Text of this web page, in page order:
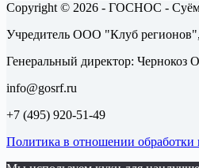
Copyright © 2026 - ГОСНОС - Суём
Учредитель ООО "Клуб
Генеральный директор: Чернокоз
info@gosrf.ru
+7 (495) 920-51-49
Политика в отношении